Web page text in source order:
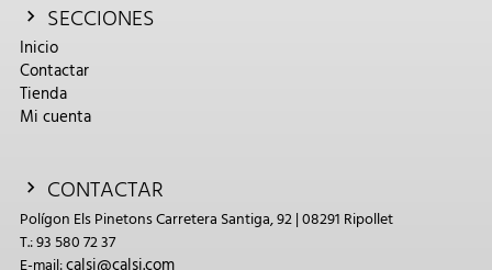
SECCIONES
Inicio
Contactar
Tienda
Mi cuenta
CONTACTAR
Polígon Els Pinetons Carretera Santiga, 92 | 08291 Ripollet
T.: 93 580 72 37